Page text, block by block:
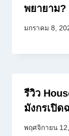
พยายาม?
มกราคม 8,
รีวิว
มังกรเปิด
พฤศจิกายน